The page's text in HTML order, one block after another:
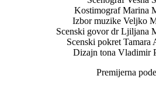
Kostimograf Marina
Izbor muzike Veljko
Scenski govor dr Ljiljana
Scenski pokret Tamara
Dizajn tona Vladimir
Premijerna